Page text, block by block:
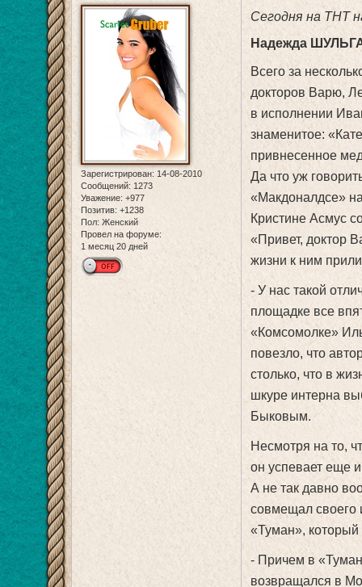
Зарегистрирован: 14-08-2010
Сообщений: 1273
Уважение: +977
Позитив: +1238
Пол: Женский
Провел на форуме:
1 месяц 20 дней
Сегодня на ТНТ
Надежда
Всего за
докторов Варю,
в исполнении
знаменитое:
привнесенное
Да что уж
«Макдоналдсе»
Кристине Асмус
«Привет, доктор
жизни к ним
- У нас такой
площадке все
«Комсомолке»
повезло, что
столько, что в
шкуре интерна
Быковым.
Несмотря на то,
он успевает еще
А не так давно
совмещал своего
«Туман», который
- Причем в
возвращался в